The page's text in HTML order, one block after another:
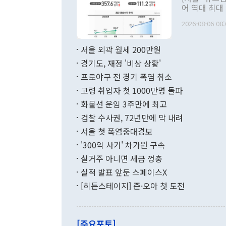
관 부처 장
관의 무리한
다. [정동영 통일부 장관이 지난달 23일 오후 서울 종로구 정부서울청사에
무너졌다고
함께 4자 대
"우리의 선
관은 업무
어 역대 최
료=한국은행] 한국은행이 6일 발표한 '2026년 6월 국제수지(잠정)'
며 월간 기
196.9% 급
수출은
기록했지만
로 전환됐다.
는 배당수입
2026-08-06
서울 외곽 월세 200만원
경기도, 재정 '비상 상황'
프로야구 전 경기 폭염 취소
고령 취업자 첫 1000만명 돌파
화물선 운임 3주만에 최고
검찰 수사권, 72년만에 막 내려
서울 첫 폭염중대경보
'300억 사기' 차가원 구속
실거주 아니면 세금 껑충
실적 발표 앞둔 스페이스X
[히든스테이지] 즌·오아 첫 도전